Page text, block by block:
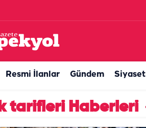
Resmi İlanlar Gündem Siyaset
tarifleri Haberleri